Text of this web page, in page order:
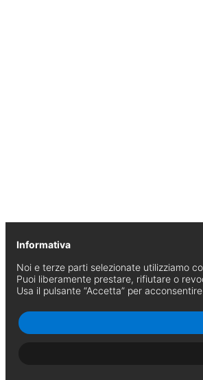
Informativa
Noi e terze parti selezionate utilizziamo
Puoi liberamente prestare, rifiutare o
Usa il pulsante “Accetta” per